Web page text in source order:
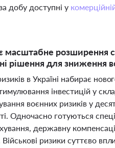
добу доступні у
масштабне розширення
рішення для зниження
в Україні набирає
інвестицій у
воєнних ризиків у
Одночасно готуються
державну
ризики суттєво